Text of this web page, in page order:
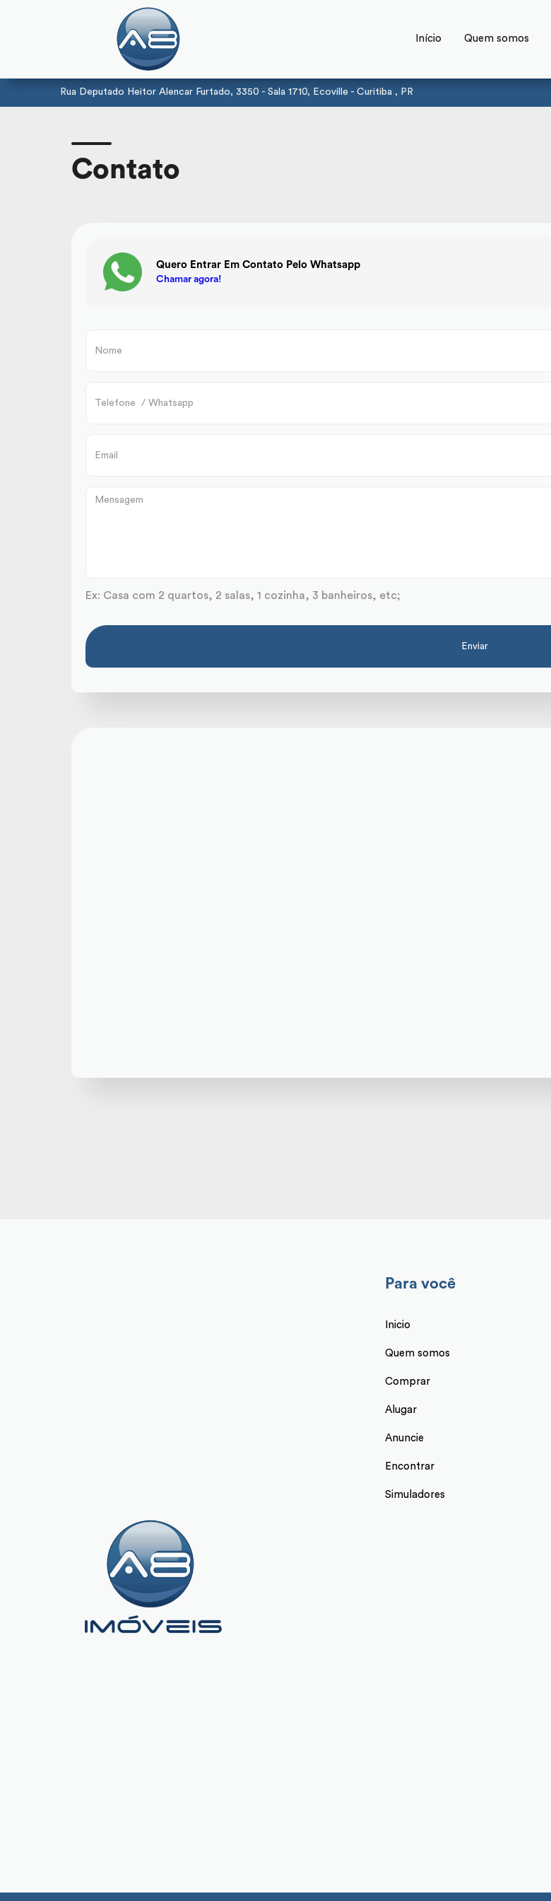
Início Quem somos
Rua Deputado Heitor Alencar Furtado, 3350 - Sala 1710, Ecoville - Curitiba , PR
Contato
Quero Entrar Em Contato Pelo Whatsapp
Chamar agora!
Ex: Casa com 2 quartos, 2 salas, 1 cozinha, 3 banheiros, etc;
Para você
Inicio
Quem somos
Comprar
Alugar
Anuncie
Encontrar
Simuladores